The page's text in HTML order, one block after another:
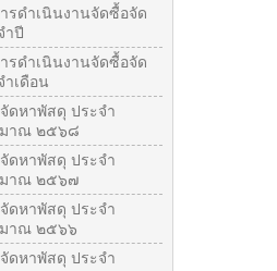
รดำเนินงานจัดซื้อจัด
ำปี
รดำเนินงานจัดซื้อจัด
ำเดือน
ดหาพัสดุ ประจำ
มาณ ๒๕๖๘
ดหาพัสดุ ประจำ
มาณ ๒๕๖๗
ดหาพัสดุ ประจำ
าณ ๒๕๖๖
ดหาพัสดุ ประจำ